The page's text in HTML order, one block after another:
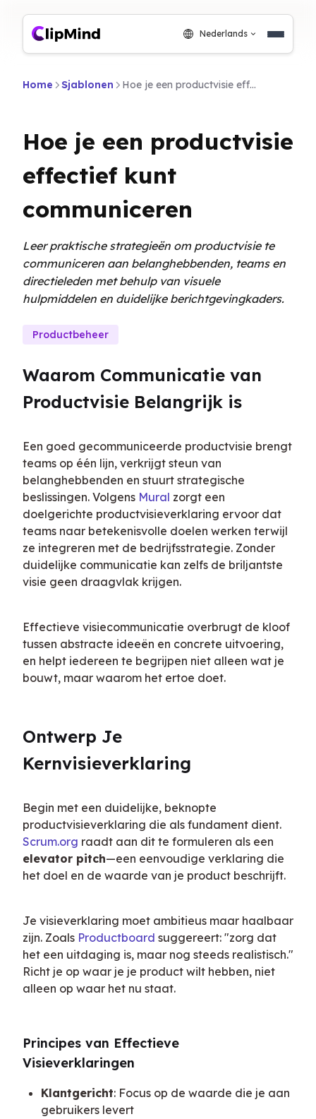
Nederlands
Home Sjablonen Hoe je een productvisie effectief kunt communiceren
Hoe je een productvisie
effectief kunt
communiceren
Leer praktische strategieën om productvisie te
communiceren aan belanghebbenden, teams en
directieleden met behulp van visuele
hulpmiddelen en duidelijke berichtgevingkaders.
Productbeheer
Waarom Communicatie van
Productvisie Belangrijk is
Een goed gecommuniceerde productvisie brengt
teams op één lijn, verkrijgt steun van
belanghebbenden en stuurt strategische
beslissingen. Volgens Mural zorgt een
doelgerichte productvisieverklaring ervoor dat
teams naar betekenisvolle doelen werken terwijl
ze integreren met de bedrijfsstrategie. Zonder
duidelijke communicatie kan zelfs de briljantste
visie geen draagvlak krijgen.
Effectieve visiecommunicatie overbrugt de kloof
tussen abstracte ideeën en concrete uitvoering,
en helpt iedereen te begrijpen niet alleen wat je
bouwt, maar waarom het ertoe doet.
Ontwerp Je
Kernvisieverklaring
Begin met een duidelijke, beknopte
Scrum.org
elevator pitch—een eenvoudige verklaring die
het doel en de waarde van je product beschrijft.
Je visieverklaring moet ambitieus maar haalbaar
zijn. Zoals Productboard suggereert: "zorg dat
het een uitdaging is, maar nog steeds realistisch."
Richt je op waar je je product wilt hebben, niet
alleen op waar het nu staat.
Principes van Effectieve
Visieverklaringen
Klantgericht: Focus op de waarde die je aan
gebruikers levert